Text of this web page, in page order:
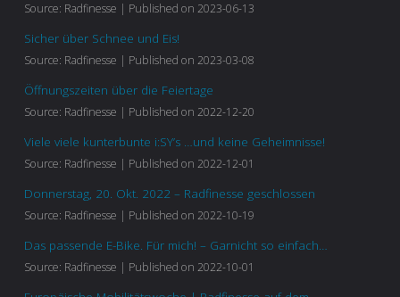
Source: Radfinesse Published on 2023-06-13
Sicher über Schnee und Eis!
Source: Radfinesse Published on 2023-03-08
Öffnungszeiten über die Feiertage
Source: Radfinesse Published on 2022-12-20
Viele viele kunterbunte i:SY’s …und keine Geheimnisse!
Source: Radfinesse Published on 2022-12-01
Donnerstag, 20. Okt. 2022 – Radfinesse geschlossen
Source: Radfinesse Published on 2022-10-19
Das passende E-Bike. Für mich! – Garnicht so einfach…
Source: Radfinesse Published on 2022-10-01